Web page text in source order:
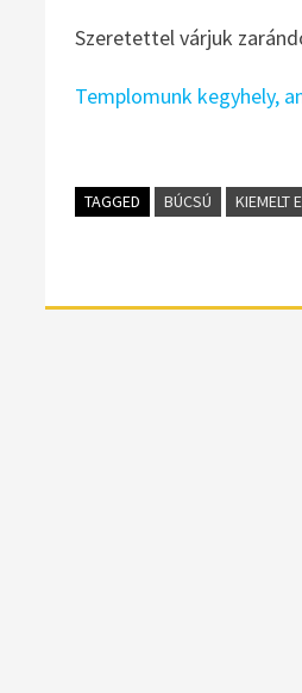
Szeretettel várjuk
Templomunk kegyhely,
TAGGED BÚCSÚ KIEMELT